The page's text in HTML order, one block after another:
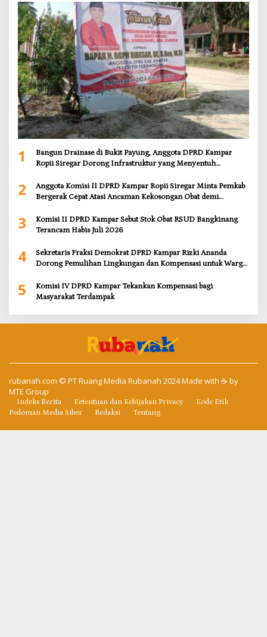
1
Bangun Drainase di Bukit Payung, Anggota DPRD Kampar
Ropii Siregar Dorong Infrastruktur yang Menyentuh
2
Anggota Komisi II DPRD Kampar Ropii Siregar Minta Pemkab
Bergerak Cepat Atasi Ancaman Kekosongan Obat demi
3
Komisi II DPRD Kampar Sebut Stok Obat RSUD Bangkinang
Terancam Habis Juli 2026
4
Sekretaris Fraksi Demokrat DPRD Kampar Rizki Ananda
Dorong Pemulihan Lingkungan dan Kompensasi untuk Warga
5
Komisi IV DPRD Kampar Tekankan Kompensasi bagi
Masyarakat Terdampak
rubanah.com © PT Ruang Media Rubanah 2024 Made with ☕ by
MTE Group
Indeks Berita Ketentuan dan Kebijakan Privacy
Kode Etik
Pedoman Media Siber
Redaksi Tentang